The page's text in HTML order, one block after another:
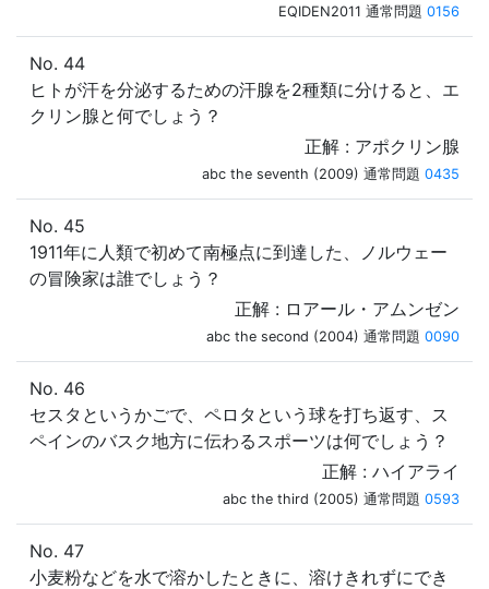
EQIDEN2011 通常問題 0156
No. 44
ヒトが汗を分泌するための汗腺を2種類に分けると、エ
クリン腺と何でしょう？
正解 : アポクリン腺
abc the seventh (2009) 通常問題 0435
No. 45
1911年に人類で初めて南極点に到達した、ノルウェー
の冒険家は誰でしょう？
正解 : ロアール・アムンゼン
abc the second (2004) 通常問題 0090
No. 46
セスタというかごで、ペロタという球を打ち返す、ス
ペインのバスク地方に伝わるスポーツは何でしょう？
正解 : ハイアライ
abc the third (2005) 通常問題 0593
No. 47
小麦粉などを水で溶かしたときに、溶けきれずにでき